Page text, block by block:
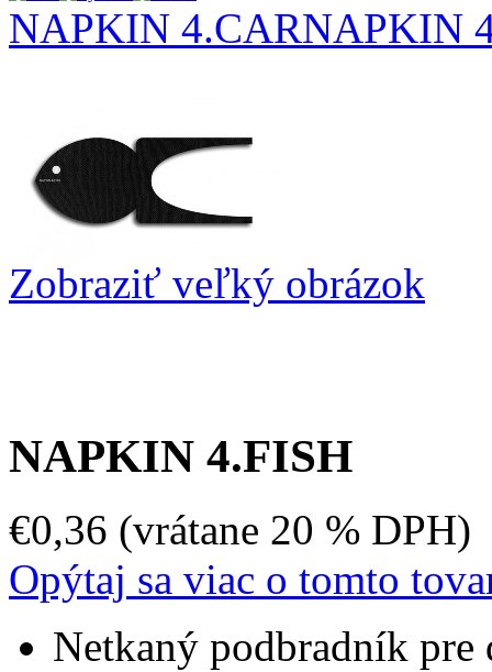
NAPKIN 4.CARNAPKIN
Zobraziť veľký obrázok
NAPKIN 4.FISH
€0,36 (vrátane 20 % DPH)
Opýtaj sa viac o tomto
Netkaný podbradník pre